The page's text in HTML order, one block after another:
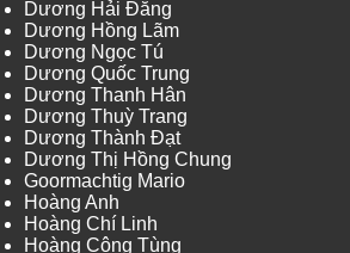
Dương Hải Đăng
Dương Hồng Lãm
Dương Ngọc Tú
Dương Quốc Trung
Dương Thanh Hân
Dương Thuỳ Trang
Dương Thành Đạt
Dương Thị Hồng Chung
Goormachtig Mario
Hoàng Anh
Hoàng Chí Linh
Hoàng Công Tùng